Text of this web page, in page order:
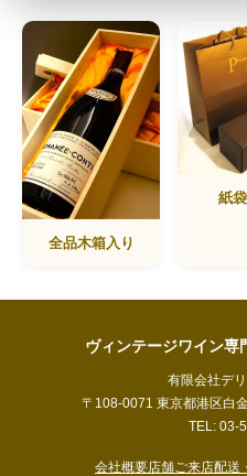
全品木箱入り
紙
ヴィンテージワイン専
有限会社デ
〒108-0071 東京都港区白
TEL: 03-
会社概要店舗ご来店配送